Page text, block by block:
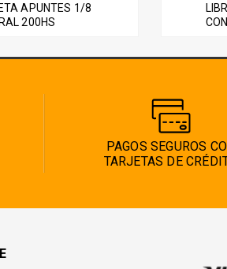
APUNTES 1/8
200HS
PAGOS SEGUROS
TARJETAS DE